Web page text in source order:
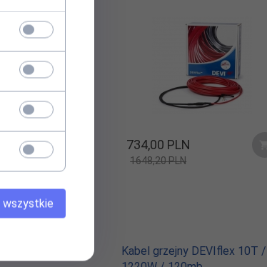
734,00 PLN
1648,20 PLN
Kabel grzejny DEVIflex 10T /
wszystkie